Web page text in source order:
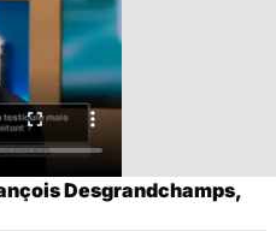
Desgrandchamps,